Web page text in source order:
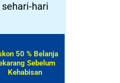
hari
50 % Belanja
Sebelum
Kehabisan​